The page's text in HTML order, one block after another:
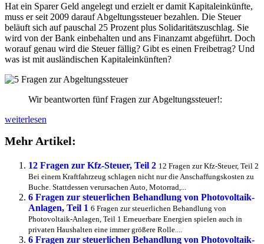
Hat ein Sparer Geld angelegt und erzielt er damit Kapitaleinkünfte,
muss er seit 2009 darauf Abgeltungssteuer bezahlen. Die Steuer
beläuft sich auf pauschal 25 Prozent plus Solidaritätszuschlag. Sie
wird von der Bank einbehalten und ans Finanzamt abgeführt. Doch
worauf genau wird die Steuer fällig? Gibt es einen Freibetrag? Und
was ist mit ausländischen Kapitaleinkünften?
Wir beantworten fünf Fragen zur Abgeltungssteuer!:
5
zur
weiterlesen
Mehr Artikel:
12 Fragen zur Kfz-Steuer, Teil 2 12 Fragen zur Kfz-Steuer, Teil 2
Bei einem Kraftfahrzeug schlagen nicht nur die Anschaffungskosten zu
Buche. Stattdessen verursachen Auto, Motorrad,...
6 Fragen zur steuerlichen Behandlung von Photovoltaik-
Anlagen, Teil 1 6 Fragen zur steuerlichen Behandlung von
Photovoltaik-Anlagen, Teil 1 Erneuerbare Energien spielen auch in
privaten Haushalten eine immer größere Rolle....
6 Fragen zur steuerlichen Behandlung von Photovoltaik-